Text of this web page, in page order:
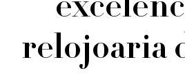
relojoaria